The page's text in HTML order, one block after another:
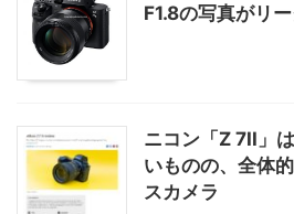
F1.8の写真がリー
ニコン「Z 7II」
いものの、全体
スカメラ